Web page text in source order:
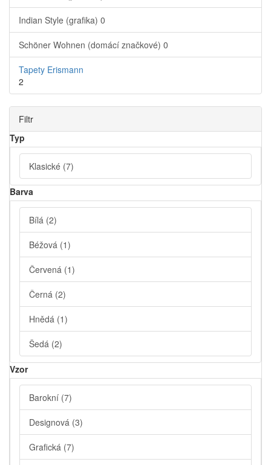
Indian Style (grafika) 0
Schöner Wohnen (domácí značkové) 0
Tapety Erismann
2
Filtr
Typ
Klasické (7)
Barva
Bílá (2)
Béžová (1)
Červená (1)
Černá (2)
Hnědá (1)
Šedá (2)
Vzor
Barokní (7)
Designová (3)
Grafická (7)